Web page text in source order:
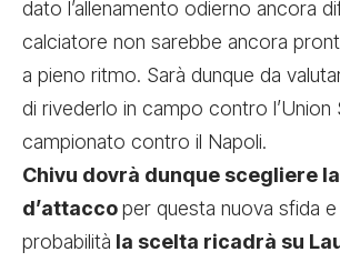
dato l’allenamento odierno ancora
calciatore non sarebbe ancora
a pieno ritmo. Sarà dunque da
di rivederlo in campo contro l’Union
campionato contro il Napoli.
Chivu dovrà dunque scegliere
d’attaccoper questa nuova sfida
probabilità la scelta ricadrà su